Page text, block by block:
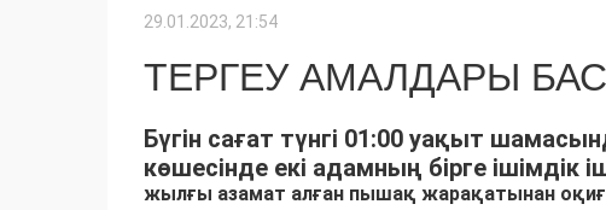
29.01.2023, 21:54
ТЕРГЕУ АМАЛДАРЫ
Бүгін сағат түнгі 01:00 уақыт
көшесінде екі адамның бірге
жылғы азамат алған пышақ жарақатынан